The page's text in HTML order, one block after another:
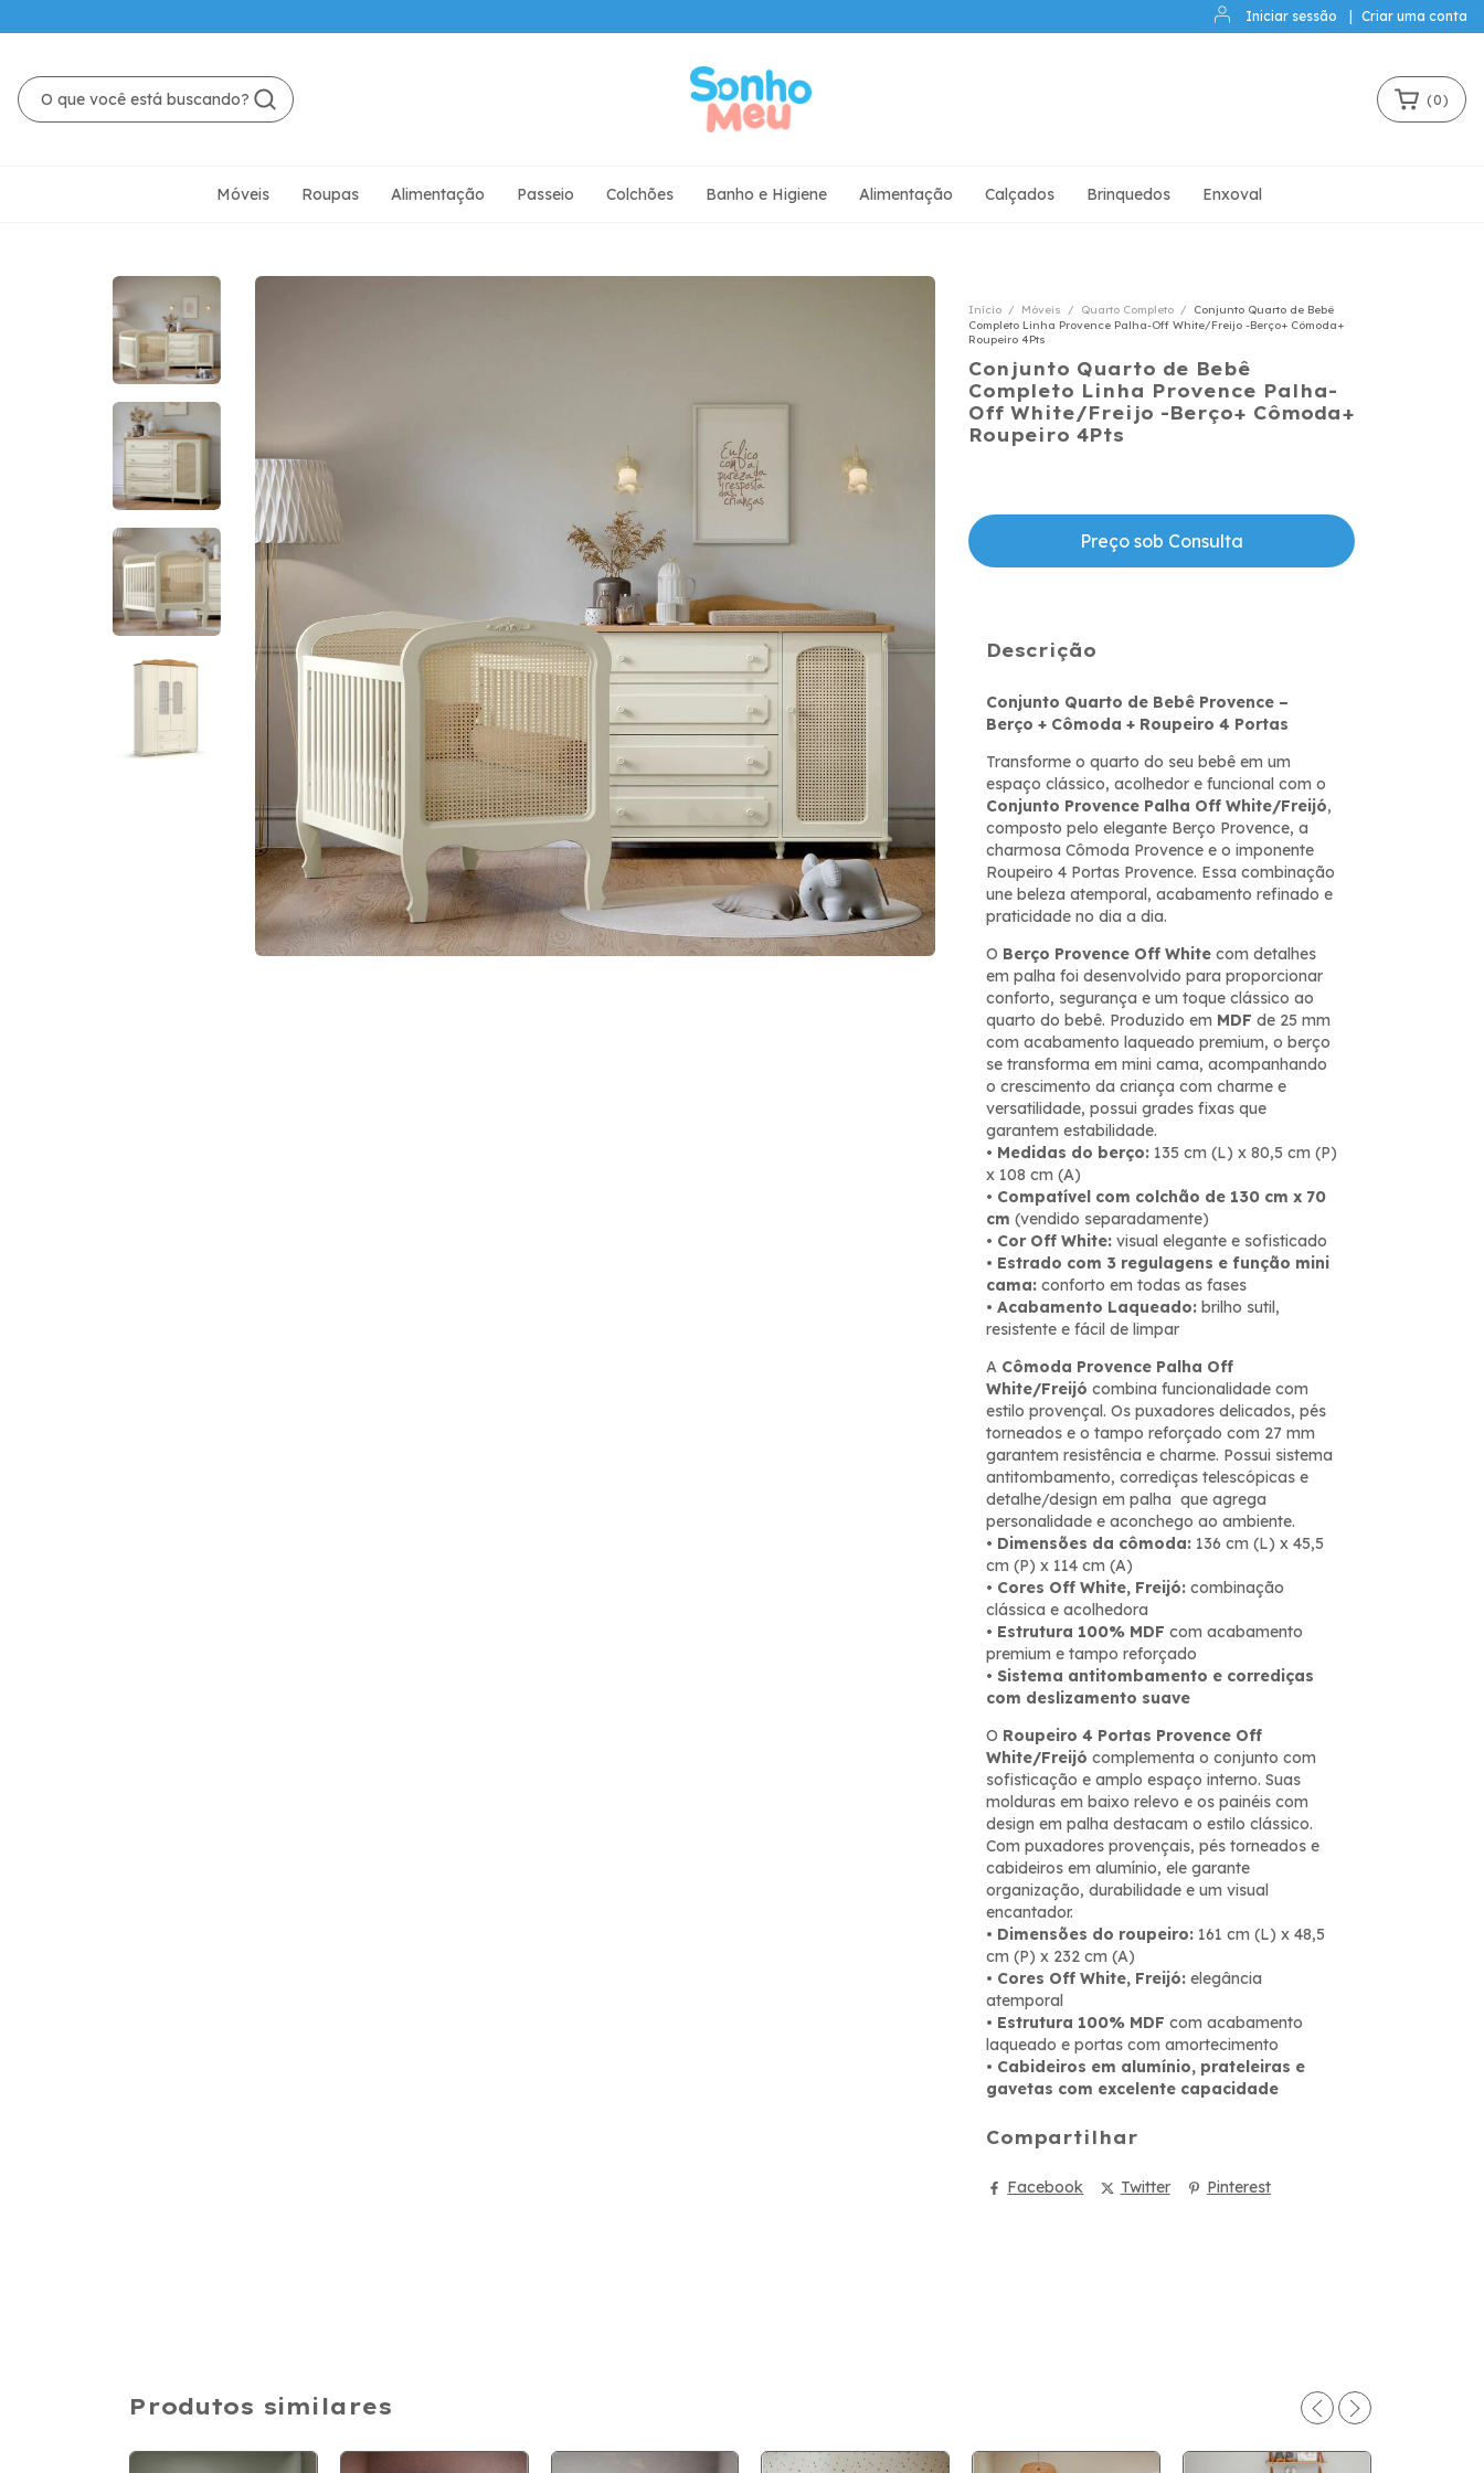
Iniciar sessão Criar uma conta
(0)
Móveis Roupas Alimentação Passeio Colchões Banho e Higiene Alimentação Calçados Brinquedos Enxoval
Início / Móveis / Quarto Completo /
Conjunto Quarto de Bebê
Completo Linha Provence Palha-Off White/Freijo -Berço+ Cômoda+
Roupeiro 4Pts
Conjunto Quarto de Bebê
Completo Linha Provence Palha-
Off White/Freijo -Berço+ Cômoda+
Roupeiro 4Pts
Descrição
Conjunto Quarto de Bebê Provence –
Berço + Cômoda + Roupeiro 4 Portas
Transforme o quarto do seu bebê em um
espaço clássico, acolhedor e funcional com o
Conjunto Provence Palha Off White/Freijó,
composto pelo elegante Berço Provence, a
charmosa Cômoda Provence e o imponente
Roupeiro 4 Portas Provence. Essa combinação
une beleza atemporal, acabamento refinado e
praticidade no dia a dia.
O Berço Provence Off White com detalhes
em palha foi desenvolvido para proporcionar
conforto, segurança e um toque clássico ao
quarto do bebê. Produzido em MDF de 25 mm
com acabamento laqueado premium, o berço
se transforma em mini cama, acompanhando
o crescimento da criança com charme e
versatilidade, possui grades fixas que
garantem estabilidade.
• Medidas do berço: 135 cm (L) x 80,5 cm (P)
x 108 cm (A)
• Compatível com colchão de 130 cm x 70
cm (vendido separadamente)
• Cor Off White: visual elegante e sofisticado
• Estrado com 3 regulagens e função mini
cama: conforto em todas as fases
• Acabamento Laqueado: brilho sutil,
resistente e fácil de limpar
A Cômoda Provence Palha Off
White/Freijó combina funcionalidade com
estilo provençal. Os puxadores delicados, pés
torneados e o tampo reforçado com 27 mm
garantem resistência e charme. Possui sistema
antitombamento, corrediças telescópicas e
detalhe/design em palha que agrega
personalidade e aconchego ao ambiente.
• Dimensões da cômoda: 136 cm (L) x 45,5
cm (P) x 114 cm (A)
• Cores Off White, Freijó: combinação
clássica e acolhedora
• Estrutura 100% MDF com acabamento
premium e tampo reforçado
• Sistema antitombamento e corrediças
com deslizamento suave
O Roupeiro 4 Portas Provence Off
White/Freijó complementa o conjunto com
sofisticação e amplo espaço interno. Suas
molduras em baixo relevo e os painéis com
design em palha destacam o estilo clássico.
Com puxadores provençais, pés torneados e
cabideiros em alumínio, ele garante
organização, durabilidade e um visual
encantador.
• Dimensões do roupeiro: 161 cm (L) x 48,5
cm (P) x 232 cm (A)
• Cores Off White, Freijó: elegância
atemporal
• Estrutura 100% MDF com acabamento
laqueado e portas com amortecimento
• Cabideiros em alumínio, prateleiras e
gavetas com excelente capacidade
Compartilhar
Facebook Twitter Pinterest
Produtos similares